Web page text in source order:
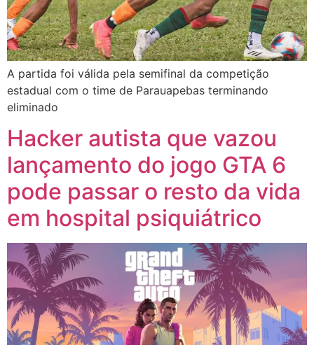
A partida foi válida pela semifinal da competição
estadual com o time de Parauapebas terminando
eliminado
Hacker autista que vazou
lançamento do jogo GTA 6
pode passar o resto da vida
em hospital psiquiátrico